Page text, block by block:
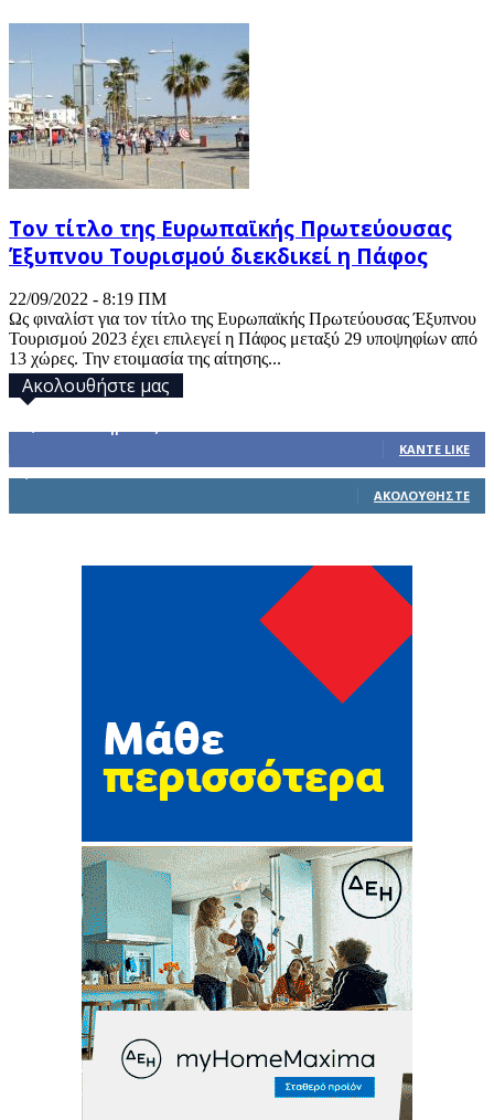
Τον τίτλο της Ευρωπαϊκής Πρωτεύουσας
Έξυπνου Τουρισμού διεκδικεί η Πάφος
22/09/2022 - 8:19 ΠΜ
Ως φιναλίστ για τον τίτλο της Ευρωπαϊκής Πρωτεύουσας Έξυπνου
Τουρισμού 2023 έχει επιλεγεί η Πάφος μεταξύ 29 υποψηφίων από
13 χώρες. Την ετοιμασία της αίτησης...
Ακολουθήστε μας
ΚΆΝΤΕ LIKE
ΑΚΟΛΟΥΘΉΣΤΕ